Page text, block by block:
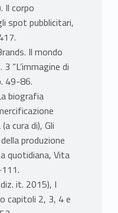
Il corpo
spot pubblicitari,
Il mondo
“L’immagine di
49-86.
biografia
cura di), Gli
produzione
quotidiana, Vita
it. 2015), I
capitoli 2, 3, 4 e